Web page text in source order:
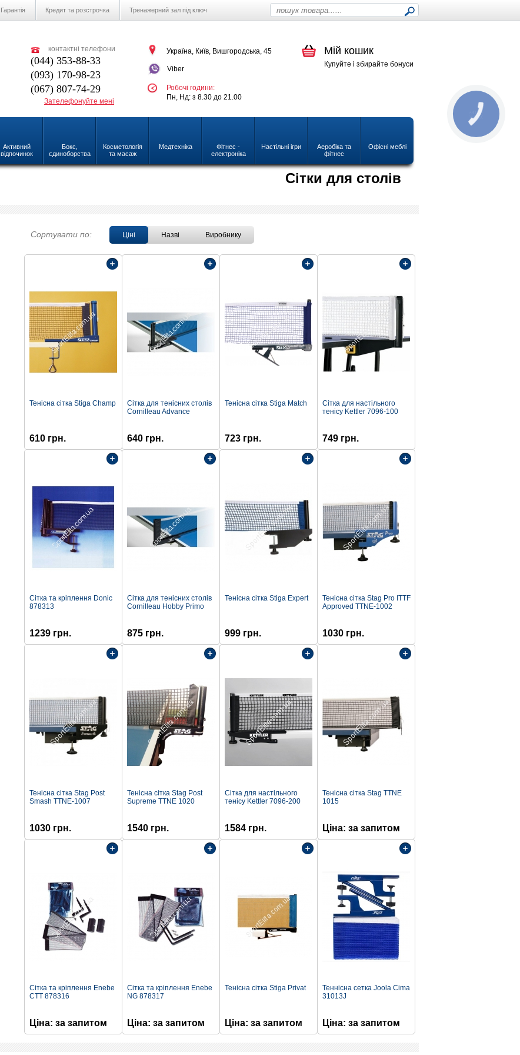
Гарантія Кредит та розстрочка Тренажерний зал під ключ
контактні телефони
(044) 353-88-33
(093) 170-98-23
(067) 807-74-29
Зателефонуйте мені
Україна, Київ, Вишгородська, 45
Viber
Робочі години:
Пн, Нд: з 8.30 до 21.00
Мій кошик
Купуйте і збирайте бонуси
Активний
відпочинок
Бокс,
єдиноборства
Косметологія
та масаж
Медтехніка
Фітнес -
електроніка
Настільні ігри
Аеробіка та
фітнес
Офісні меблі
Сітки для столів
Сортувати по: Ціні Назві Виробнику
Тенісна сітка Stiga Champ
610 грн.
Сітка для тенісних столів
Cornilleau Advance
640 грн.
Тенісна сітка Stiga Match
723 грн.
Сітка для настільного
тенісу Kettler 7096-100
749 грн.
Сітка та кріплення Donic
878313
1239 грн.
Сітка для тенісних столів
Cornilleau Hobby Primo
875 грн.
Тенісна сітка Stiga Expert
999 грн.
Тенісна сітка Stag Pro ITTF
Approved TTNE-1002
1030 грн.
Тенісна сітка Stag Post
Smash TTNE-1007
1030 грн.
Тенісна сітка Stag Post
Supreme TTNE 1020
1540 грн.
Сітка для настільного
тенісу Kettler 7096-200
1584 грн.
Тенісна сітка Stag TTNE
1015
Цiна: за запитом
Сітка та кріплення Enebe
CTT 878316
Цiна: за запитом
Сітка та кріплення Enebe
NG 878317
Цiна: за запитом
Тенісна сітка Stiga Privat
Цiна: за запитом
Теннісна сетка Joola Cima
31013J
Цiна: за запитом
КНОПКА
ЗВ'ЯЗКУ